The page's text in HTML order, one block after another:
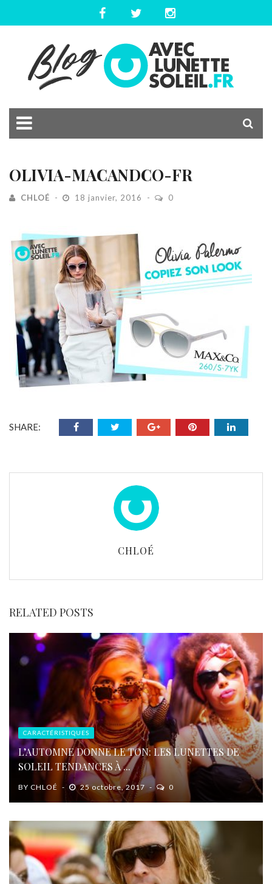
OLIVIA-MACANDCO-FR
CHLOÉ 18 janvier, 2016 0
SHARE:
CHLOÉ
RELATED POSTS
CARACTÉRISTIQUES
L’AUTOMNE DONNE LE TON: LES LUNETTES DE
SOLEIL TENDANCES À ...
BY CHLOÉ 25 octobre, 2017 0